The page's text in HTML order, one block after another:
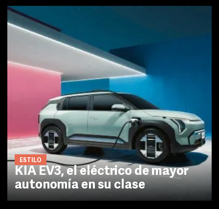
ESTILO
KIA EV3, el eléctrico de mayor
autonomía en su clase